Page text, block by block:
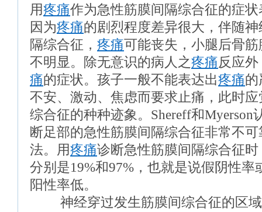
用疼痛作为急性筋膜间隔综合征的症
因为疼痛的剧烈程度差异很大，伴随
隔综合征， 疼痛可能丧失，小腿后骨
不明显。除无意识的病人之疼痛反应
痛的症状。孩子一般不能表达出疼痛的
不安、激动、焦虑而要求止痛，此时
综合征的种种迹象。Shereff和Myerson
断足部的急性筋膜间隔综合征非常不
法。用疼痛诊断急性筋膜间隔综合征
分别是19%和97%，也就是说假阴性率
阳性率低。
神经穿过发生筋膜间综合征的区域